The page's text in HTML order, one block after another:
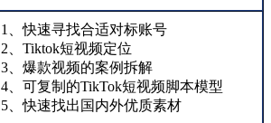
1、快速寻找合适对标账号
2、Tiktok短视频定位
3、爆款视频的案例拆解
4、可复制的TikTok短视频脚本模型
5、快速找出国内外优质素材